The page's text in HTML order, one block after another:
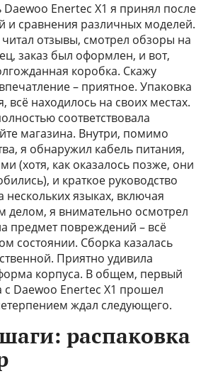
Enertec X1 я принял после
и сравнения различных моделей.
отзывы, смотрел обзоры на
заказ был оформлен, и вот,
коробка. Скажу
– приятное. Упаковка
всё находилось на своих местах.
соответствовала
магазина. Внутри, помимо
я обнаружил кабель питания,
(хотя, как оказалось позже, они
и краткое руководство
нескольких языках, включая
делом, я внимательно осмотрел
предмет повреждений – всё
состоянии. Сборка казалась
Приятно удивила
корпуса. В общем, первый
с Daewoo Enertec X1 прошел
ждал следующего.
распаковка